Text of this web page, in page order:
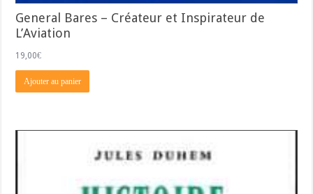
General Bares – Créateur et Inspirateur de
L’Aviation
19,00€
Ajouter au panier